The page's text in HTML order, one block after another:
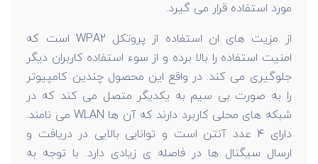
مورد استفاده قرار می گیرد.
از مزیت های ان استفاده از پروتکل WPA2 است که
امنیت استفاده را بالا برده و از سوء استفاده کاربران دیگر
جلوگیری می کند. در واقع این محصول چندین کامپیوتر
را به صورت بی سیم به یکدیگر متصل می کند که در
شبکه های محلی کاربرد دارند که آن ها WLAN می نامند.
دارای 4 عدد آنتن است و توانایی بالایی در دریافت و
ارسال سیگنال ها در فاصله ی زیادی دارد. با توجه به